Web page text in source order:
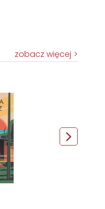
zobacz więcej